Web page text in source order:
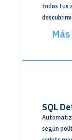
todos tus
SQL
según